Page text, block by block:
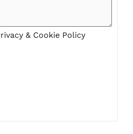
& Cookie Policy